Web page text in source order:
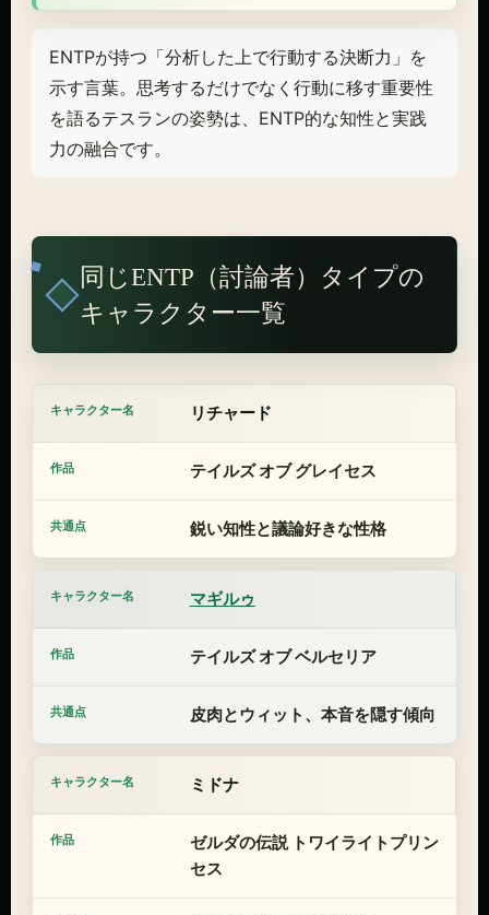
ENTPが持つ「分析した上で行動する決断力」を
示す言葉。思考するだけでなく行動に移す重要性
を語るテスランの姿勢は、ENTP的な知性と実践
力の融合です。
同じENTP（討論者）タイプの
キャラクター一覧
リチャード
テイルズ オブ グレイセス
鋭い知性と議論好きな性格
マギルゥ
テイルズ オブ ベルセリア
皮肉とウィット、本音を隠す傾向
ミドナ
ゼルダの伝説 トワイライトプリン
セス